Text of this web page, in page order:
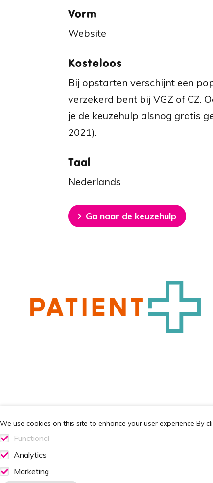
Vorm
Website
Kosteloos
Bij opstarten verschijnt een
verzekerd bent bij VGZ of CZ.
je de keuzehulp alsnog gratis
2021).
Taal
Nederlands
Ga naar de keuzehulp
Footer
Steun ons
Lid worden
Doneren
We use cookies on this site to enhance your user experience By
Functional
Functionele cookies
Analytics
Analytics consent
Marketing